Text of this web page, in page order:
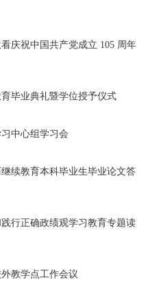
庆祝中国共产党成立 105 周年
毕业典礼暨学位授予仪式
中心组学习会
续教育本科毕业生毕业论文答
行正确政绩观学习教育专题读
教学点工作会议